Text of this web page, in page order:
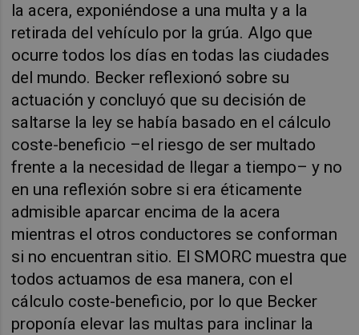
la acera, exponiéndose a una multa y a la
retirada del vehículo por la grúa. Algo que
ocurre todos los días en todas las ciudades
del mundo. Becker reflexionó sobre su
actuación y concluyó que su decisión de
saltarse la ley se había basado en el cálculo
coste-beneficio –el riesgo de ser multado
frente a la necesidad de llegar a tiempo– y no
en una reflexión sobre si era éticamente
admisible aparcar encima de la acera
mientras el otros conductores se conforman
si no encuentran sitio. El SMORC muestra que
todos actuamos de esa manera, con el
cálculo coste-beneficio, por lo que Becker
proponía elevar las multas para inclinar la